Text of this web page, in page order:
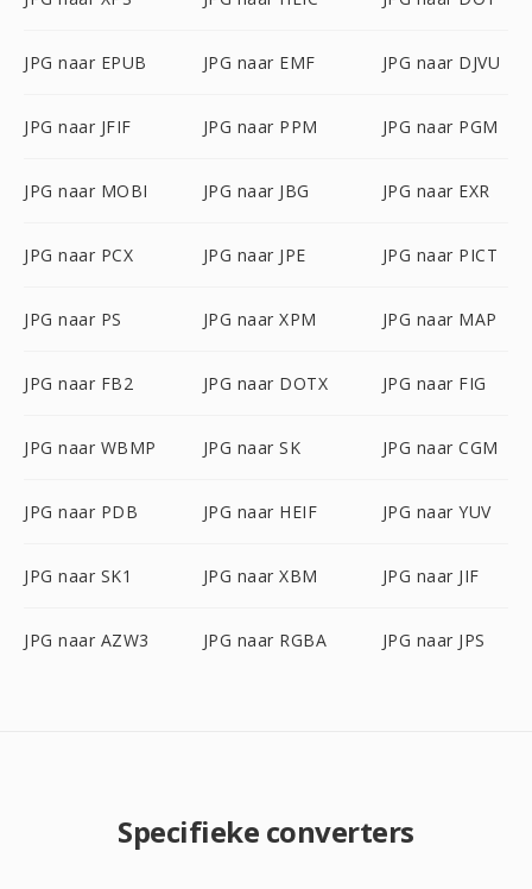
JPG naar EPUB JPG naar EMF JPG naar DJVU
JPG naar JFIF JPG naar PPM JPG naar PGM
JPG naar MOBI JPG naar JBG JPG naar EXR
JPG naar PCX JPG naar JPE JPG naar PICT
JPG naar PS JPG naar XPM JPG naar MAP
JPG naar FB2 JPG naar DOTX JPG naar FIG
JPG naar WBMP JPG naar SK JPG naar CGM
JPG naar PDB JPG naar HEIF JPG naar YUV
JPG naar SK1 JPG naar XBM JPG naar JIF
JPG naar AZW3 JPG naar RGBA JPG naar JPS
Specifieke converters